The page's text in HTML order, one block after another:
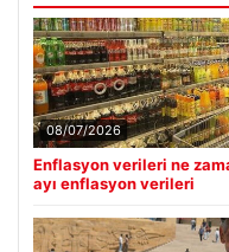
08/07/2026
Enflasyon verileri ne
ayı enflasyon verileri